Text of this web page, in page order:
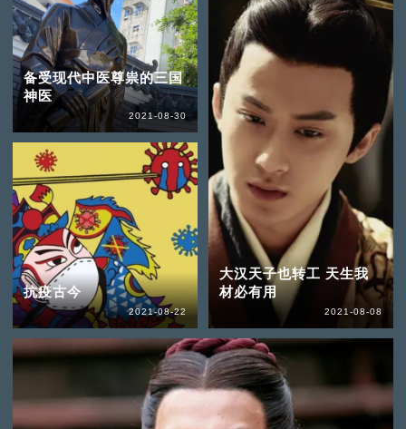
备受现代中医尊祟的三国
神医
2021-08-30
抗疫古今
2021-08-22
大汉天子也转工 天生我
材必有用
2021-08-08